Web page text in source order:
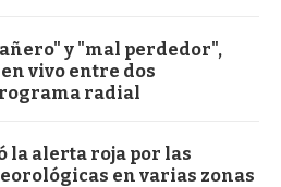
y "mal perdedor",
vivo entre dos
radial
la alerta roja por las
en varias zonas